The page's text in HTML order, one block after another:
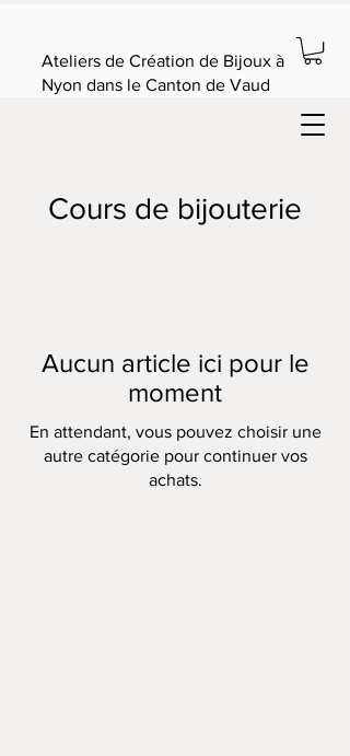
Ateliers de Création de Bijoux à
Nyon dans le Canton de Vaud
Cours de bijouterie
Aucun article ici pour le
moment
En attendant, vous pouvez choisir une
autre catégorie pour continuer vos
achats.